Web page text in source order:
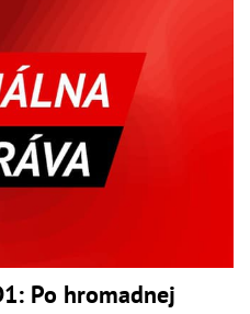
Po hromadnej